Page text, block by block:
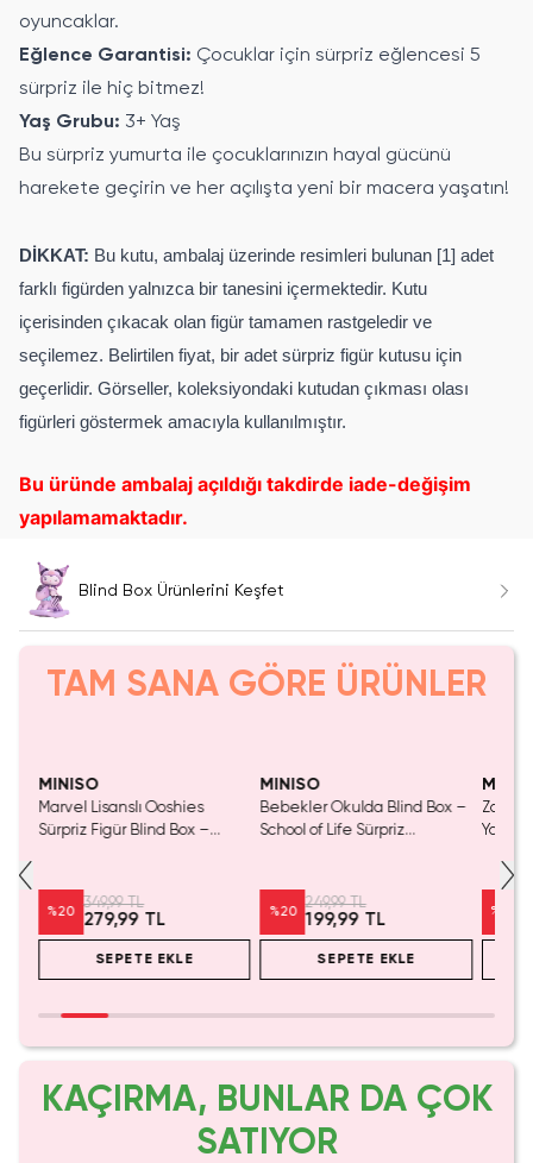
oyuncaklar.
Eğlence Garantisi: Çocuklar için sürpriz eğlencesi 5
sürpriz ile hiç bitmez!
Yaş Grubu: 3+ Yaş
Bu sürpriz yumurta ile çocuklarınızın hayal gücünü
harekete geçirin ve her açılışta yeni bir macera yaşatın!
DİKKAT: Bu kutu, ambalaj üzerinde resimleri bulunan [1] adet
farklı figürden yalnızca bir tanesini içermektedir. Kutu
içerisinden çıkacak olan figür tamamen rastgeledir ve
seçilemez. Belirtilen fiyat, bir adet sürpriz figür kutusu için
geçerlidir. Görseller, koleksiyondaki kutudan çıkması olası
figürleri göstermek amacıyla kullanılmıştır.
Bu üründe ambalaj açıldığı takdirde iade-değişim
yapılamamaktadır.
Blind Box Ürünlerini Keşfet
TAM SANA GÖRE ÜRÜNLER
MINISO
Marvel Lisanslı Ooshies
Sürpriz Figür Blind Box –
%20
349,99 TL
279,99 TL
SEPETE EKLE
MINISO
Bebekler Okulda Blind Box –
School of Life Sürpriz
%20
249,99 TL
199,99 TL
SEPETE EKLE
Yol
%
KAÇIRMA, BUNLAR DA ÇOK
SATIYOR